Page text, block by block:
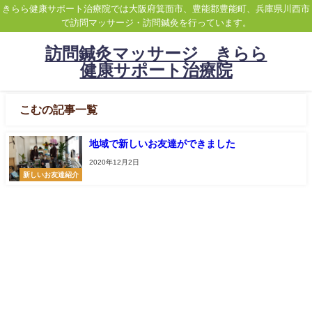
きらら健康サポート治療院では大阪府箕面市、豊能郡豊能町、兵庫県川西市
で訪問マッサージ・訪問鍼灸を行っています。
訪問鍼灸マッサージ きらら
健康サポート治療院
こむの記事一覧
新しいお友達紹介
地域で新しいお友達ができました
2020年12月2日